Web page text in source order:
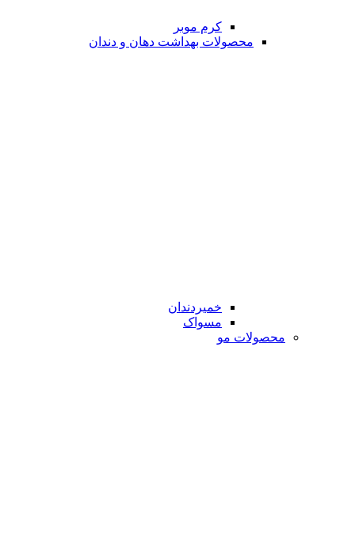
کرم موبر
محصولات بهداشت دهان و دندان
خمیردندان
مسواک
محصولات مو